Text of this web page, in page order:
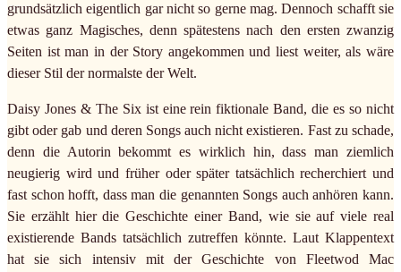
grundsätzlich eigentlich gar nicht so gerne mag. Dennoch schafft sie
etwas ganz Magisches, denn spätestens nach den ersten zwanzig
Seiten ist man in der Story angekommen und liest weiter, als wäre
dieser Stil der normalste der Welt.
Daisy Jones & The Six ist eine rein fiktionale Band, die es so nicht
gibt oder gab und deren Songs auch nicht existieren. Fast zu schade,
denn die Autorin bekommt es wirklich hin, dass man ziemlich
neugierig wird und früher oder später tatsächlich recherchiert und
fast schon hofft, dass man die genannten Songs auch anhören kann.
Sie erzählt hier die Geschichte einer Band, wie sie auf viele real
existierende Bands tatsächlich zutreffen könnte. Laut Klappentext
hat sie sich intensiv mit der Geschichte von Fleetwod Mac